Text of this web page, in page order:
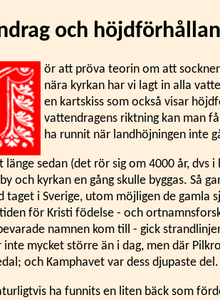
och
ör att pröva teorin om att
nära kyrkan har vi lagt in alla
en kartskiss som också visar
vattendragens riktning kan man
ha runnit när landhöjningen inte
länge sedan (det rör sig om 4000 år, dvs
och kyrkan en gång skulle byggas. Så
taget i Sverige, utom möjligen de gamla
för Kristi födelse - och
namnen kom till - gick
inte mycket större än i dag, men där
och Kamphavet var dess djupaste del.
ha funnits en liten bäck som